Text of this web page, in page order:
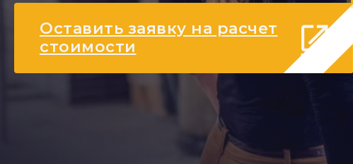
Оставить заявку на расчет
стоимости